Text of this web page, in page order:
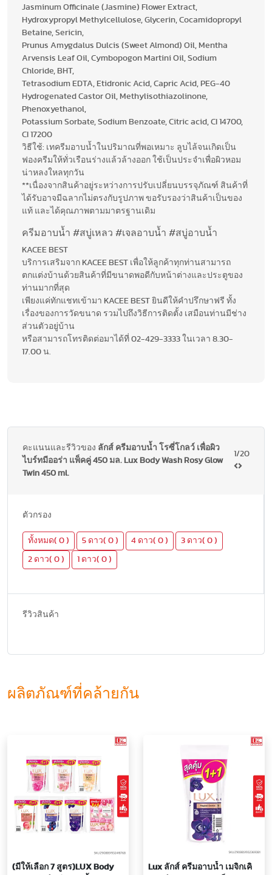
Jasminum Officinale (Jasmine) Flower Extract,
Hydroxypropyl Methylcellulose, Glycerin, Cocamidopropyl
Betaine, Sericin,
Prunus Amygdalus Dulcis (Sweet Almond) Oil, Mentha
Arvensis Leaf Oil, Cymbopogon Martini Oil, Sodium
Chloride, BHT,
Tetrasodium EDTA, Etidronic Acid, Capric Acid, PEG-40
Hydrogenated Castor Oil, Methylisothiazolinone,
Phenoxyethanol,
Potassium Sorbate, Sodium Benzoate, Citric acid, CI 14700,
CI 17200
วิธีใช้: เทครีมอาบน้ำในปริมาณที่พอเหมาะ ลูบไล้จนเกิดเป็น
ฟองครีมให้ทั่วเรือนร่างแล้วล้างออก ใช้เป็นประจำเพื่อผิวหอม
น่าหลงใหลทุกวัน
**เนื่องจากสินค้าอยู่ระหว่างการปรับเปลี่ยนบรรจุภัณฑ์ สินค้าที่
ได้รับอาจมีฉลากไม่ตรงกับรูปภาพ ขอรับรองว่าสินค้าเป็นของ
แท้ และได้คุณภาพตามมาตรฐานเดิม
ครีมอาบน้ำ #สบู่เหลว #เจลอาบน้ำ #สบู่อาบน้ำ
KACEE BEST
บริการเสริมจาก KACEE BEST เพื่อให้ลูกค้าทุกท่านสามารถ
ตกแต่งบ้านด้วยสินค้าที่มีขนาดพอดีกับหน้าต่างและประตูของ
ท่านมากที่สุด
เพียงแค่ทักแชทเข้ามา KACEE BEST ยินดีให้คำปรึกษาฟรี ทั้ง
เรื่องของการวัดขนาด รวมไปถึงวิธีการติดตั้ง เสมือนท่านมีช่าง
ส่วนตัวอยู่บ้าน
หรือสามารถโทรติดต่อมาได้ที่ 02-429-3333 ในเวลา 8.30-
17.00 น.
คะแนนและรีวิวของ ลักส์ ครีมอาบน้ำ โรซี่โกลว์ เพื่อผิว
ไบร์ทมีออร่า แพ็คคู่ 450 มล. Lux Body Wash Rosy Glow
Twin 450 ml.
1/20
ตัวกรอง
ทั้งหมด( 0 ) 5 ดาว( 0 ) 4 ดาว( 0 ) 3 ดาว( 0 )
2 ดาว( 0 ) 1 ดาว( 0 )
รีวิวสินค้า
ผลิตภัณฑ์ที่คล้ายกัน
(มีให้เลือก 7 สูตร)LUX Body
Lux ลักส์ ครีมอาบน้ำ เมจิกเคิ